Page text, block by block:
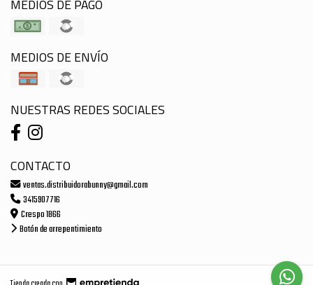
MEDIOS DE PAGO
MEDIOS DE ENVÍO
NUESTRAS REDES SOCIALES
CONTACTO
ventas.distribuidorabunny@gmail.com
3415907716
Crespo 1866
Botón de arrepentimiento